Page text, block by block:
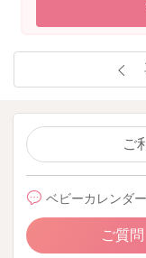
ご
ベビーカレンダ
ご質